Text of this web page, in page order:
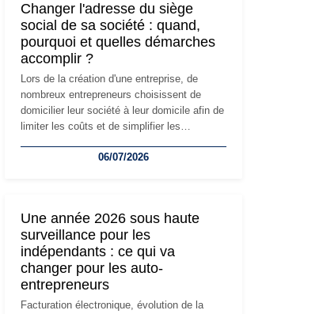
Changer l'adresse du siège
social de sa société : quand,
pourquoi et quelles démarches
accomplir ?
Lors de la création d'une entreprise, de
nombreux entrepreneurs choisissent de
domicilier leur société à leur domicile afin de
limiter les coûts et de simplifier les
l'activité, cette solution peut rapidement
siège social répond souvent à une nouvelle
étape de la vie de l'entreprise et implique
plusieurs formalités obligatoires.
06/07/2026
Une année 2026 sous haute
surveillance pour les
indépendants : ce qui va
changer pour les auto-
entrepreneurs
Facturation électronique, évolution de la